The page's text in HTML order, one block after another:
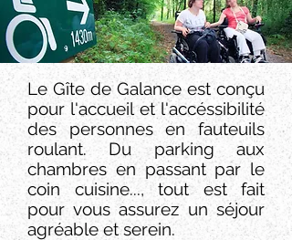
Le Gîte de Galance est conçu
pour l'accueil et l'accéssibilité
des personnes en fauteuils
roulant. Du parking aux
chambres en passant par le
coin cuisine..., tout est fait
pour vous assurez un séjour
agréable et serein.